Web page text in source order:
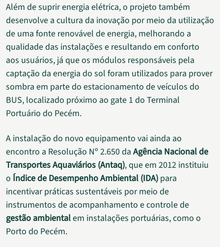
Além de suprir energia elétrica, o projeto também
desenvolve a cultura da inovação por meio da utilização
de uma fonte renovável de energia, melhorando a
qualidade das instalações e resultando em conforto
aos usuários, já que os módulos responsáveis pela
captação da energia do sol foram utilizados para prover
sombra em parte do estacionamento de veículos do
BUS, localizado próximo ao gate 1 do Terminal
Portuário do Pecém.
A instalação do novo equipamento vai ainda ao
encontro a Resolução Nº 2.650 da Agência Nacional de
Transportes Aquaviários (Antaq), que em 2012 instituiu
o Índice de Desempenho Ambiental (IDA) para
incentivar práticas sustentáveis por meio de
instrumentos de acompanhamento e controle de
gestão ambientalem instalações portuárias, como o
Porto do Pecém.